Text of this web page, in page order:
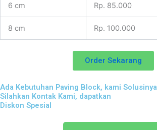
6 cm Rp. 85.000
8 cm Rp. 100.000
Order Sekarang
Ada Kebutuhan Paving Block, kami Solusinya
Silahkan Kontak Kami, dapatkan
Diskon Spesial